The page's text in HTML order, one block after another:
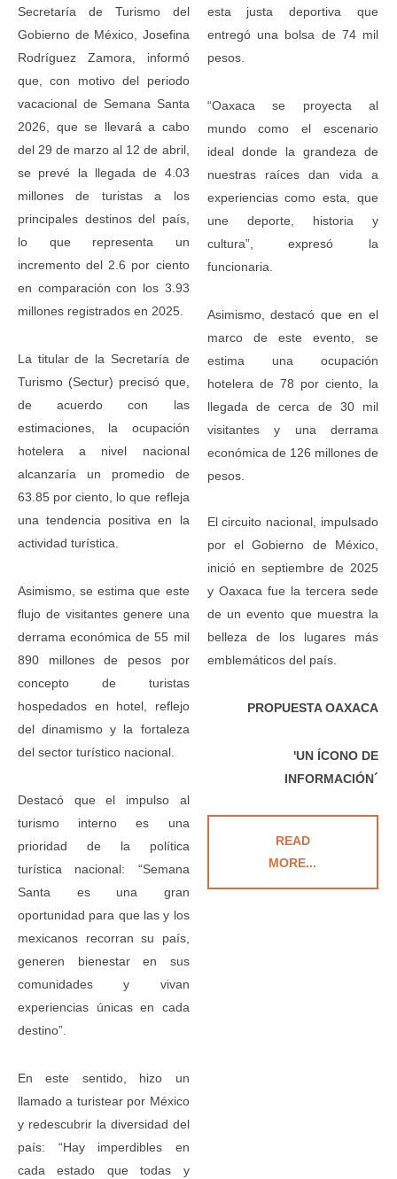
Secretaría de Turismo del
Gobierno de México, Josefina
Rodríguez Zamora, informó
que, con motivo del periodo
vacacional de Semana Santa
2026, que se llevará a cabo
del 29 de marzo al 12 de abril,
se prevé la llegada de 4.03
millones de turistas a los
principales destinos del país,
lo que representa un
incremento del 2.6 por ciento
en comparación con los 3.93
millones registrados en 2025.
La titular de la Secretaría de
Turismo (Sectur) precisó que,
de acuerdo con las
estimaciones, la ocupación
hotelera a nivel nacional
alcanzaría un promedio de
63.85 por ciento, lo que refleja
una tendencia positiva en la
actividad turística.
Asimismo, se estima que este
flujo de visitantes genere una
derrama económica de 55 mil
890 millones de pesos por
concepto de turistas
hospedados en hotel, reflejo
del dinamismo y la fortaleza
del sector turístico nacional.
Destacó que el impulso al
turismo interno es una
prioridad de la política
turística nacional: “Semana
Santa es una gran
oportunidad para que las y los
mexicanos recorran su país,
generen bienestar en sus
comunidades y vivan
experiencias únicas en cada
destino”.
En este sentido, hizo un
llamado a turistear por México
y redescubrir la diversidad del
país: “Hay imperdibles en
cada estado que todas y
esta justa deportiva que
entregó una bolsa de 74 mil
pesos.
“Oaxaca se proyecta al
mundo como el escenario
ideal donde la grandeza de
nuestras raíces dan vida a
experiencias como esta, que
une deporte, historia y
cultura”, expresó la
funcionaria.
Asimismo, destacó que en el
marco de este evento, se
estima una ocupación
hotelera de 78 por ciento, la
llegada de cerca de 30 mil
visitantes y una derrama
económica de 126 millones de
pesos.
El circuito nacional, impulsado
por el Gobierno de México,
inició en septiembre de 2025
y Oaxaca fue la tercera sede
de un evento que muestra la
belleza de los lugares más
emblemáticos del país.
PROPUESTA OAXACA
'UN ÍCONO DE
INFORMACIÓN´
READ
MORE...